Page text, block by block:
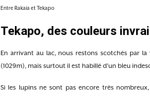
Entre Rakaia et Tekapo
Tekapo, des couleurs
En arrivant au lac, nous restons scotchés par
(1029m), mais surtout il est habillé d’un bleu
Si les lupins ne sont pas encore très